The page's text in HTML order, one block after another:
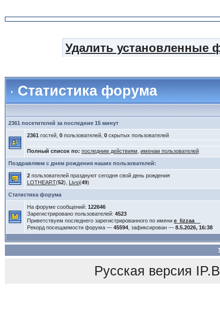
Удалить установленные
Статистика форума
2361 посетителей за последние 15 минут
2361 гостей, 0пользователей, 0скрытых пользователей
Полный список по: последним действиям именам пользователей
Поздравляем с днем рождения наших пользователей:
2пользователей празднуют сегодня свой день рождения
LOTHEART(52), Livsi(49)
Статистика форума
На форуме сообщений: 122646
Зарегистрировано пользователей: 4523
Приветствуем последнего зарегистрированного по имени e_lizzaa__
Рекорд посещаемости форума — 45594, зафиксирован — 8.5.2026, 16:38
Русская версия